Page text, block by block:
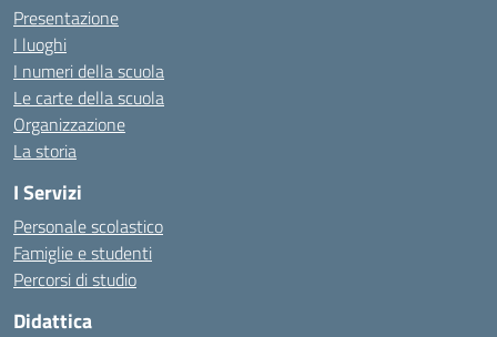
Presentazione
I luoghi
I numeri della scuola
Le carte della scuola
Organizzazione
La storia
I Servizi
Personale scolastico
Famiglie e studenti
Percorsi di studio
Didattica